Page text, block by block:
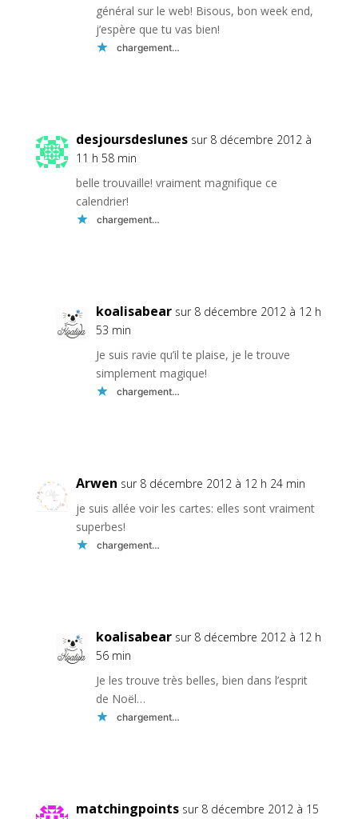
général sur le web! Bisous, bon week end,
j’espère que tu vas bien!
chargement…
desjoursdeslunes sur 8 décembre 2012 à
11 h 58 min
belle trouvaille! vraiment magnifique ce
calendrier!
chargement…
koalisabear sur 8 décembre 2012 à 12 h
53 min
Je suis ravie qu’il te plaise, je le trouve
simplement magique!
chargement…
Arwen sur 8 décembre 2012 à 12 h 24 min
je suis allée voir les cartes: elles sont vraiment
superbes!
chargement…
koalisabear sur 8 décembre 2012 à 12 h
56 min
Je les trouve très belles, bien dans l’esprit
de Noël…
chargement…
matchingpoints sur 8 décembre 2012 à 15